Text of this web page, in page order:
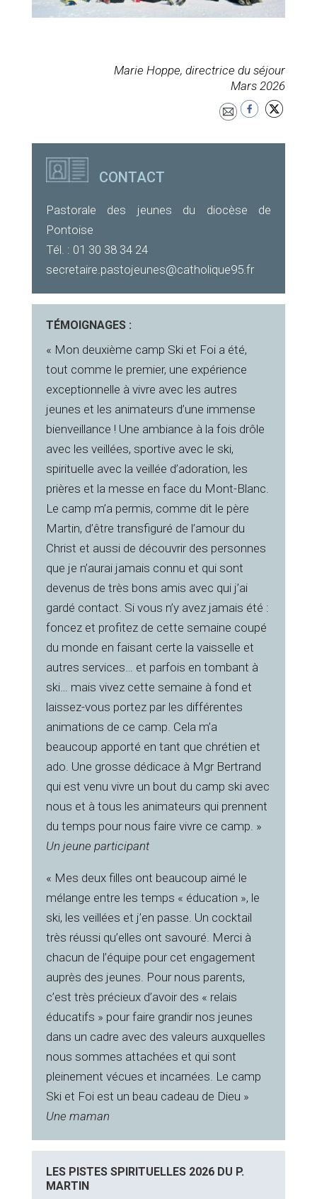
Marie Hoppe, directrice du séjour
Mars 2026
CONTACT
Pastorale des jeunes du diocèse de
Pontoise
Tél. : 01 30 38 34 24
secretaire.pastojeunes@catholique95.fr
TÉMOIGNAGES :
« Mon deuxième camp Ski et Foi a été,
tout comme le premier, une expérience
exceptionnelle à vivre avec les autres
jeunes et les animateurs d’une immense
bienveillance ! Une ambiance à la fois drôle
avec les veillées, sportive avec le ski,
spirituelle avec la veillée d’adoration, les
prières et la messe en face du Mont-Blanc.
Le camp m’a permis, comme dit le père
Martin, d’être transfiguré de l’amour du
Christ et aussi de découvrir des personnes
que je n’aurai jamais connu et qui sont
devenus de très bons amis avec qui j’ai
gardé contact. Si vous n’y avez jamais été :
foncez et profitez de cette semaine coupé
du monde en faisant certe la vaisselle et
autres services… et parfois en tombant à
ski… mais vivez cette semaine à fond et
laissez-vous portez par les différentes
animations de ce camp. Cela m’a
beaucoup apporté en tant que chrétien et
ado. Une grosse dédicace à Mgr Bertrand
qui est venu vivre un bout du camp ski avec
nous et à tous les animateurs qui prennent
du temps pour nous faire vivre ce camp. »
Un jeune participant
« Mes deux filles ont beaucoup aimé le
mélange entre les temps « éducation », le
ski, les veillées et j’en passe. Un cocktail
très réussi qu’elles ont savouré. Merci à
chacun de l’équipe pour cet engagement
auprès des jeunes. Pour nous parents,
c’est très précieux d’avoir des « relais
éducatifs » pour faire grandir nos jeunes
dans un cadre avec des valeurs auxquelles
nous sommes attachées et qui sont
pleinement vécues et incarnées. Le camp
Ski et Foi est un beau cadeau de Dieu »
Une maman
LES PISTES SPIRITUELLES 2026 DU P.
MARTIN